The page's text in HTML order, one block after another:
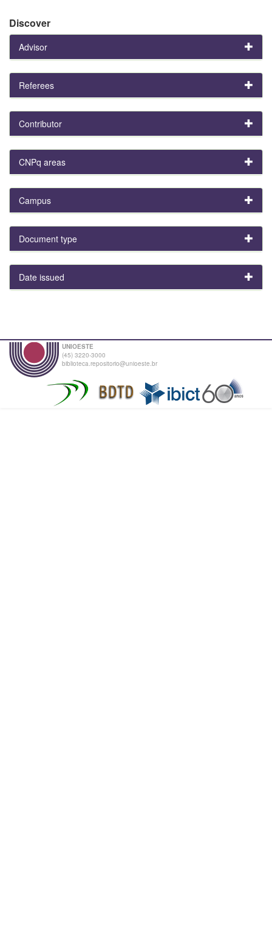
Discover
Advisor
Referees
Contributor
CNPq areas
Campus
Document type
Date issued
UNIOESTE
(45) 3220-3000
biblioteca.repositorio@unioeste.br